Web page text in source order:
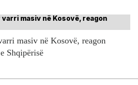
masiv në Kosovë, reagon
Shqipërisë